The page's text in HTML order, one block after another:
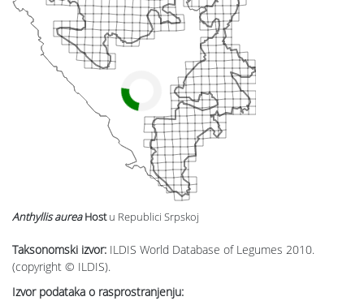
Taksonomski izvor: ILDIS World Database of Legumes 2010.
(copyright © ILDIS).
Izvor podataka o rasprostranjenju:
Anthyllis aureaHost u Republici Srpskoj